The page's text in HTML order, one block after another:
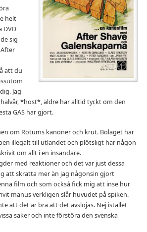
helt
DVD
sig
att du
Jag
*host*, äldre har alltid tyckt om den
GAS har gjort.
om Rotums kanoner och krut. Bolaget har
illegalt till utlandet och plötsligt har någon
om allt i en insändare.
med reaktioner och det var just dessa
att skratta mer än jag någonsin gjort
film och som också fick mig att inse hur
manus verkligen slår huvudet på spiken.
att det är bra att det avslöjas. Nej istället
saker och inte förstöra den svenska